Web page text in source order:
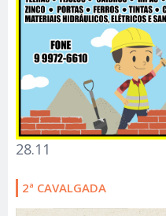
28.11
2ª CAVALGADA